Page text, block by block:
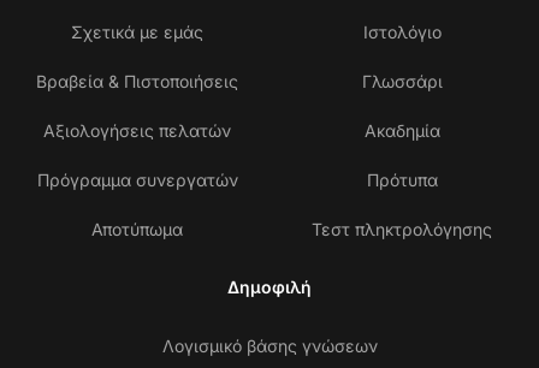
Σχετικά με εμάς
Βραβεία & Πιστοποιήσεις
Αξιολογήσεις πελατών
Πρόγραμμα συνεργατών
Αποτύπωμα
Ιστολόγιο
Γλωσσάρι
Ακαδημία
Πρότυπα
Τεστ πληκτρολόγησης
Δημοφιλή
Λογισμικό βάσης γνώσεων